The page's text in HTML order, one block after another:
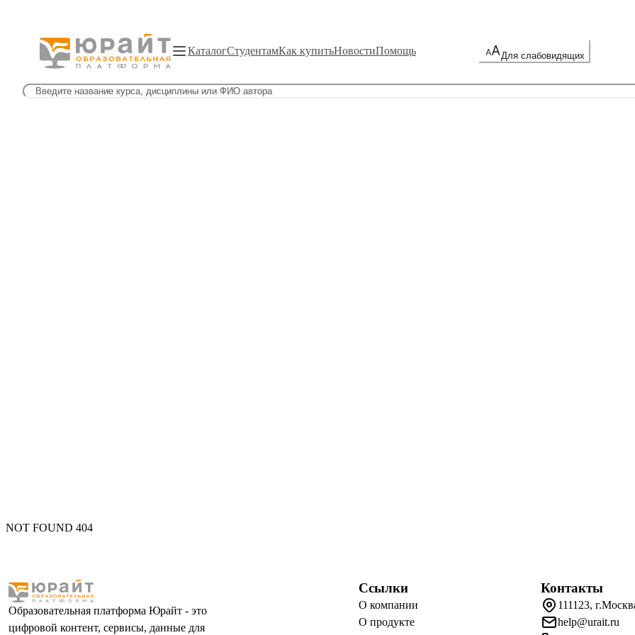
КаталогСтудентамКак купитьНовостиПомощь Для слабовидящих
NOT FOUND 404
Образовательная платформа Юрайт - это
цифровой контент, сервисы, данные для
Ссылки
О компании
О продукте
Контакты
111123,
help@urait.ru